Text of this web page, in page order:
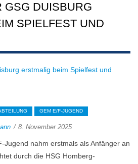
GSG DUISBURG
SPIELFEST UND
GEM E/F-JUGEND
8. November 2025
Jugend nahm erstmals als Anfänger an
durch die HSG Homberg-